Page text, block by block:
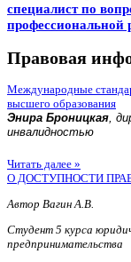
специалист по
профессиональной
Правовая
Международные
высшего образования
Энира Броницкая,
инвалидностью
Читать далее »
О ДОСТУПНОСТИ
Автор Вагин А.В.
Студент 5 курса
предпринимательства